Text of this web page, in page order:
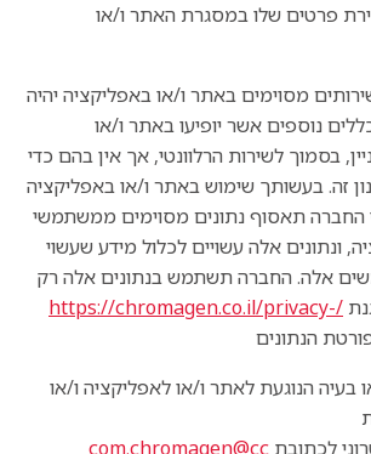
פרטים שלו במסגרת האתר ו/או
מסוימים באתר ו/או באפליקציה יהיה
נוספים אשר יופיעו באתר ו/או
בסמוך לשירות הרלוונטי, אך אין בהם כדי
זה. בעשותך שימוש באתר ו/או באפליקציה
החברה תאסוף נתונים מסוימים ממשתמשי
ונתונים אלה עשויים לכלול מידע שעשוי
אלה. החברה תשתמש בנתונים אלה רק
/https://chromagen.co.il/privacy-
הנתונים
בעיה הנוגעת לאתר ו/או לאפליקציה ו/או
לכתובת com.chromagen@cc